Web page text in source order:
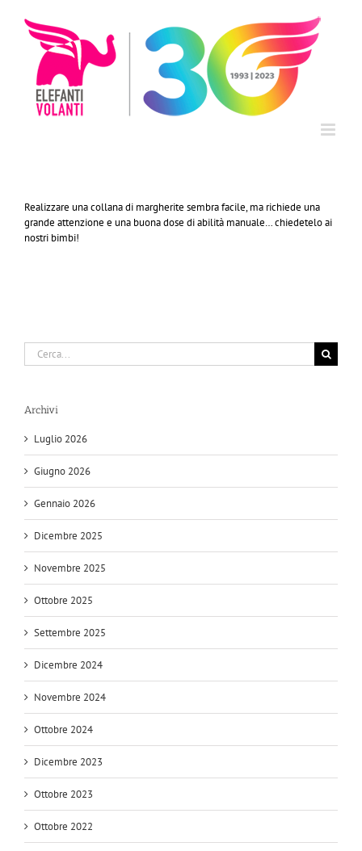
contenuto
Realizzare una collana di margherite sembra facile, ma richiede una
grande attenzione e una buona dose di abilità manuale… chiedetelo ai
nostri bimbi!
Cerca
per:
Archivi
Luglio 2026
Giugno 2026
Gennaio 2026
Dicembre 2025
Novembre 2025
Ottobre 2025
Settembre 2025
Dicembre 2024
Novembre 2024
Ottobre 2024
Dicembre 2023
Ottobre 2023
Ottobre 2022